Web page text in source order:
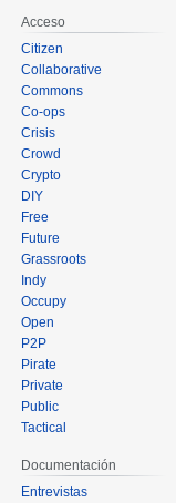
Acceso
Citizen
Collaborative
Commons
Co-ops
Crisis
Crowd
Crypto
DIY
Free
Future
Grassroots
Indy
Occupy
Open
P2P
Pirate
Private
Public
Tactical
Documentación
Entrevistas